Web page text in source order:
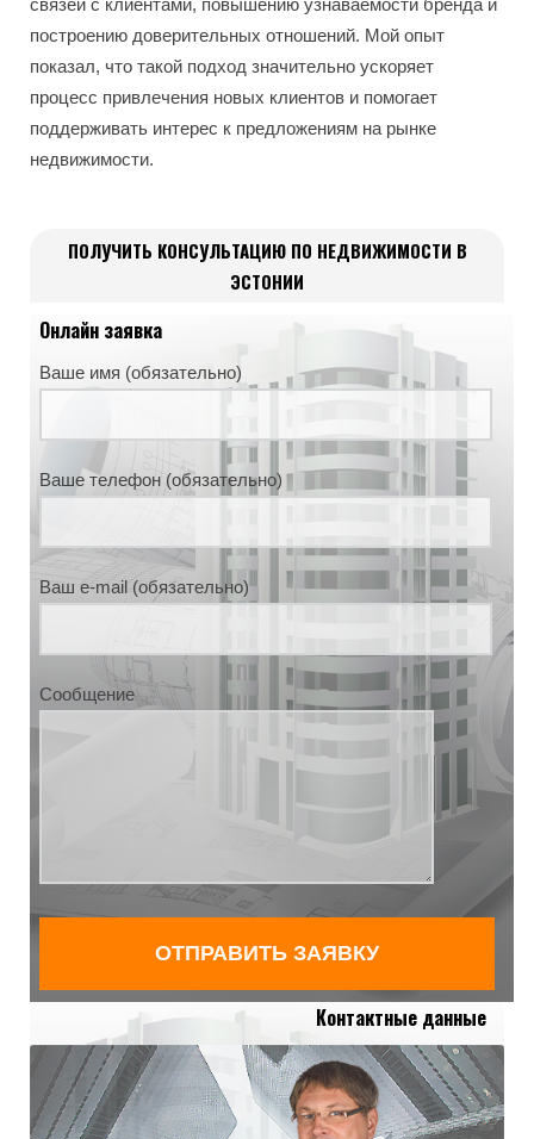
связей с клиентами, повышению узнаваемости бренда и
построению доверительных отношений. Мой опыт
показал, что такой подход значительно ускоряет
процесс привлечения новых клиентов и помогает
поддерживать интерес к предложениям на рынке
недвижимости.
ПОЛУЧИТЬ КОНСУЛЬТАЦИЮ ПО НЕДВИЖИМОСТИ В
ЭСТОНИИ
Онлайн заявка
Ваше имя (обязательно)
Ваше телефон (обязательно)
Ваш e-mail (обязательно)
Сообщение
Контактные данные